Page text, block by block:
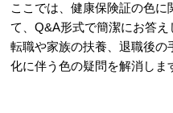
ここでは、健康保険証の色
て、Q&A形式で簡潔にお答え
転職や家族の扶養、退職後
化に伴う色の疑問を解消しま